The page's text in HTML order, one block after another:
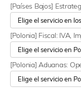
[Países Bajos]
[Polonia] Fiscal: IVA,
[Polonia] Aduanas: